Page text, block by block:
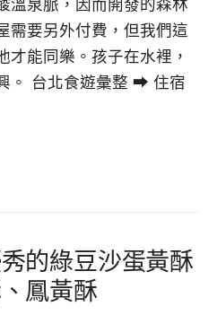
溫泉脈，因而開發的森林
需要另外付費，但我們這
才能同樂。孩子在水裡，
。 台北食遊彙整 ➡ 住宿
的綠豆沙蛋黃酥
鳳黃酥